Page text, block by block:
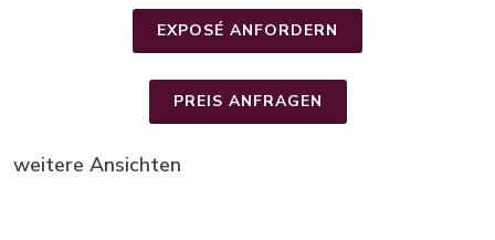
EXPOSÉ ANFORDERN
PREIS ANFRAGEN
weitere Ansichten